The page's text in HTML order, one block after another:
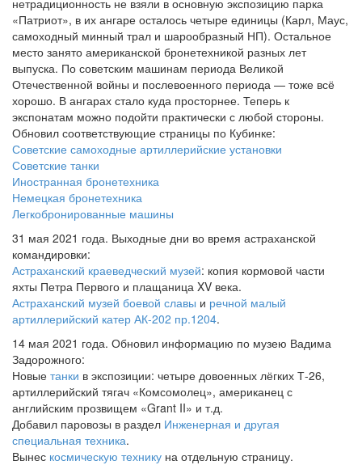
нетрадиционность не взяли в основную экспозицию парка
«Патриот», в их ангаре осталось четыре единицы (Карл, Маус,
самоходный минный трал и шарообразный НП). Остальное
место занято американской бронетехникой разных лет
выпуска. По советским машинам периода Великой
Отечественной войны и послевоенного периода — тоже всё
хорошо. В ангарах стало куда просторнее. Теперь к
экспонатам можно подойти практически с любой стороны.
Обновил соответствующие страницы по Кубинке:
Советские самоходные артиллерийские установки
Советские танки
Иностранная бронетехника
Немецкая бронетехника
Легкобронированные машины
31 мая 2021 года. Выходные дни во время астраханской
командировки:
Астраханский краеведческий музей: копия кормовой части
яхты Петра Первого и плащаница XV века.
Астраханский музей боевой славы и речной малый
артиллерийский катер АК-202 пр.1204.
14 мая 2021 года. Обновил информацию по музею Вадима
Задорожного:
Новые танки в экспозиции: четыре довоенных лёгких Т-26,
артиллерийский тягач «Комсомолец», американец с
английским прозвищем «Grant II» и т.д.
Добавил паровозы в раздел Инженерная и другая
специальная техника.
Вынес космическую технику на отдельную страницу.